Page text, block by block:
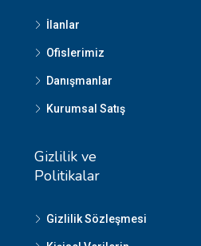
İlanlar
Ofislerimiz
Danışmanlar
Kurumsal Satış
Gizlilik ve
Politikalar
Gizlilik Sözleşmesi